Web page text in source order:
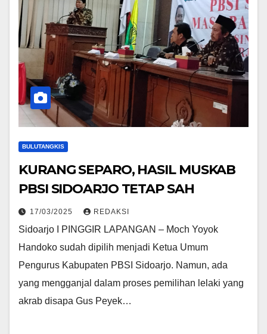
BULUTANGKIS
KURANG SEPARO, HASIL MUSKAB
PBSI SIDOARJO TETAP SAH
17/03/2025 REDAKSI
Sidoarjo I PINGGIR LAPANGAN – Moch Yoyok
Handoko sudah dipilih menjadi Ketua Umum
Pengurus Kabupaten PBSI Sidoarjo. Namun, ada
yang mengganjal dalam proses pemilihan lelaki yang
akrab disapa Gus Peyek…